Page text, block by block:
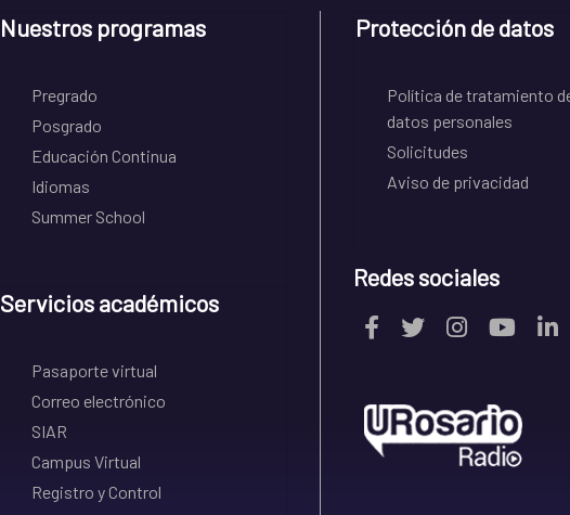
Nuestros programas
Pregrado
Posgrado
Educación Continua
Idiomas
Summer School
Servicios académicos
Pasaporte virtual
Correo electrónico
SIAR
Campus Virtual
Registro y Control
Protección de datos
Política de tratamiento
datos personales
Solicitudes
Aviso de privacidad
Redes sociales